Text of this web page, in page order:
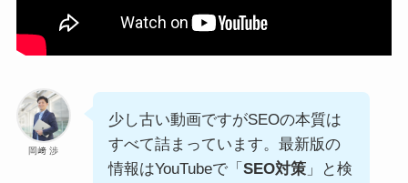
岡﨑 渉
少し古い動画ですがSEOの本質は
すべて詰まっています。最新版の
情報はYouTubeで「 SEO対策」と検